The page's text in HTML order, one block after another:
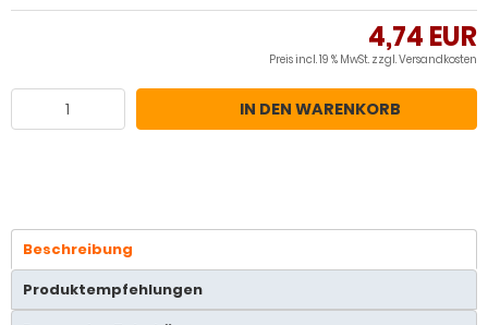
4,74 EUR
Preis incl. 19 % MwSt. zzgl.Versandkosten
IN DEN WARENKORB
Beschreibung
Produktempfehlungen